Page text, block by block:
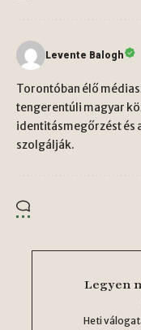
Levente Balogh
Torontóban élő
tengerentúli magyar
identitásmegőrzést és
szolgálják.
Legyen
Heti